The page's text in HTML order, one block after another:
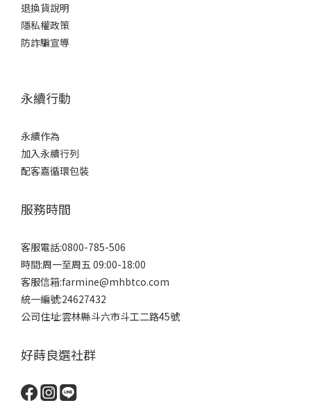
退換貨說明
隱私權政策
防詐騙宣導
永續行動
永續作為
加入永續行列
配客嘉循環包裝
服務時間
客服電話:0800-785-506
時間:周一至周五 09:00-18:00
客服信箱:farmine@mhbtco.com
統一編號:24627432
公司住址:雲林縣斗六市斗工二路45號
好蒔良選社群